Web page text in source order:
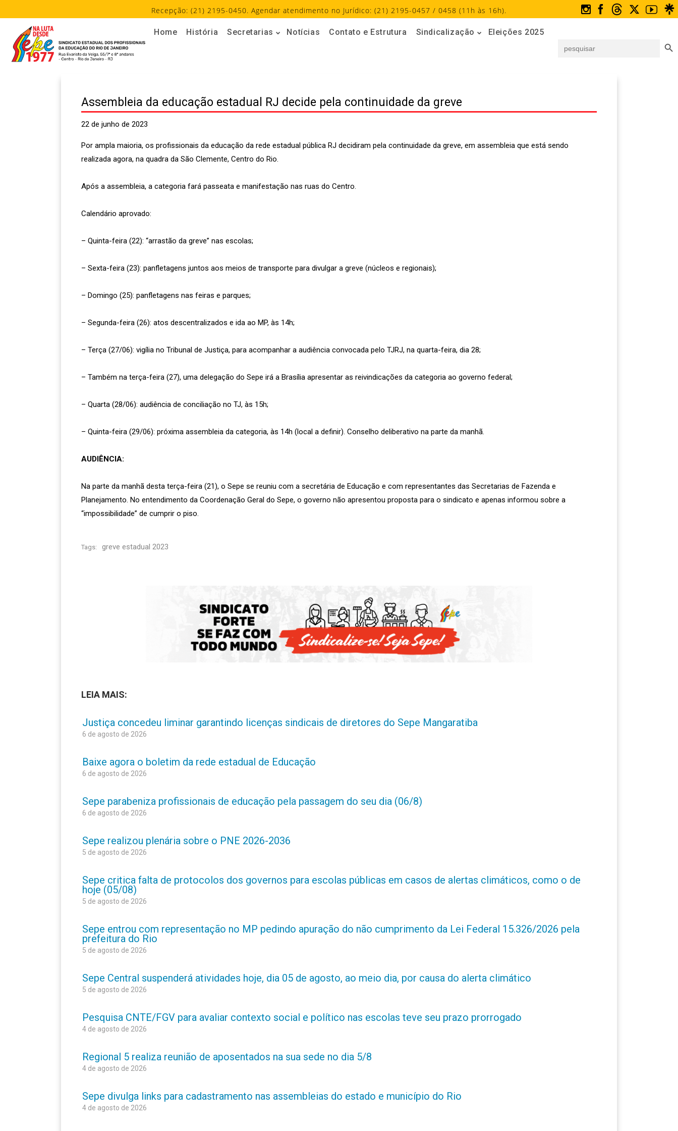
Recepção: (21) 2195-0450. Agendar atendimento no Jurídico: (21) 2195-0457 / 0458 (11h às 16h).
Home História Secretarias Notícias Contato e Estrutura Sindicalização
Eleições 2025
for:
Assembleia da educação estadual RJ decide pela continuidade da greve
22 de junho de 2023
Por ampla maioria, os profissionais da educação da rede estadual pública RJ decidiram pela continuidade da greve, em assembleia que está sendo
realizada agora, na quadra da São Clemente, Centro do Rio.
Após a assembleia, a categoria fará passeata e manifestação nas ruas do Centro.
Calendário aprovado:
– Quinta-feira (22): “arrastão da greve” nas escolas;
– Sexta-feira (23): panfletagens juntos aos meios de transporte para divulgar a greve (núcleos e regionais);
– Domingo (25): panfletagens nas feiras e parques;
– Segunda-feira (26): atos descentralizados e ida ao MP, às 14h;
– Terça (27/06): vigília no Tribunal de Justiça, para acompanhar a audiência convocada pelo TJRJ, na quarta-feira, dia 28;
– Também na terça-feira (27), uma delegação do Sepe irá a Brasília apresentar as reivindicações da categoria ao governo federal;
– Quarta (28/06): audiência de conciliação no TJ, às 15h;
– Quinta-feira (29/06): próxima assembleia da categoria, às 14h (local a definir). Conselho deliberativo na parte da manhã.
AUDIÊNCIA:
Na parte da manhã desta terça-feira (21), o Sepe se reuniu com a secretária de Educação e com representantes das Secretarias de Fazenda e
Planejamento. No entendimento da Coordenação Geral do Sepe, o governo não apresentou proposta para o sindicato e apenas informou sobre a
“impossibilidade” de cumprir o piso.
Tags: greve estadual 2023
LEIA MAIS:
Justiça concedeu liminar garantindo licenças sindicais de diretores do Sepe Mangaratiba
6 de agosto de 2026
Baixe agora o boletim da rede estadual de Educação
6 de agosto de 2026
Sepe parabeniza profissionais de educação pela passagem do seu dia (06/8)
6 de agosto de 2026
Sepe realizou plenária sobre o PNE 2026-2036
5 de agosto de 2026
Sepe critica falta de protocolos dos governos para escolas públicas em casos de alertas climáticos, como o de
hoje (05/08)
5 de agosto de 2026
Sepe entrou com representação no MP pedindo apuração do não cumprimento da Lei Federal 15.326/2026 pela
prefeitura do Rio
5 de agosto de 2026
Sepe Central suspenderá atividades hoje, dia 05 de agosto, ao meio dia, por causa do alerta climático
5 de agosto de 2026
Pesquisa CNTE/FGV para avaliar contexto social e político nas escolas teve seu prazo prorrogado
4 de agosto de 2026
Regional 5 realiza reunião de aposentados na sua sede no dia 5/8
4 de agosto de 2026
Sepe divulga links para cadastramento nas assembleias do estado e município do Rio
4 de agosto de 2026